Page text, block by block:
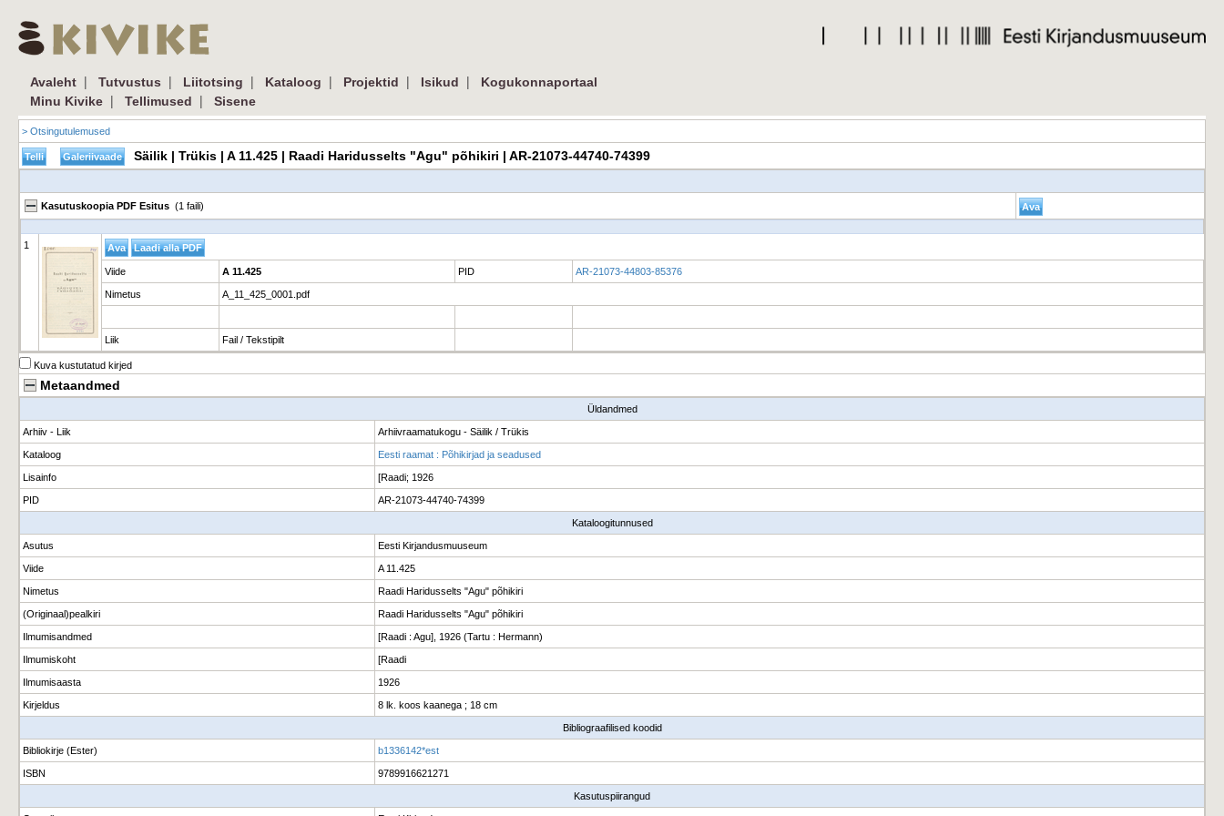
Avaleht | Tutvustus | Liitotsing | Kataloog | Projektid | Isikud |
Kogukonnaportaal
Minu Kivike | Tellimused | Sisene
> Otsingutulemused
Säilik | Trükis | A 11.425 | Raadi Haridusselts "Agu" põhikiri | AR-21073-44740-74399
Kasutuskoopia PDF Esitus (1 faili)
1
Viide A 11.425 PID AR-21073-44803-85376
Nimetus A_11_425_0001.pdf
Liik Fail / Tekstipilt
Kuva kustutatud kirjed
Metaandmed
Üldandmed
Arhiiv - Liik Arhiivraamatukogu - Säilik / Trükis
Kataloog Eesti raamat : Põhikirjad ja seadused
Lisainfo [Raadi; 1926
PID AR-21073-44740-74399
Kataloogitunnused
Asutus Eesti Kirjandusmuuseum
Viide A 11.425
Nimetus Raadi Haridusselts "Agu" põhikiri
(Originaal)pealkiri Raadi Haridusselts "Agu" põhikiri
Ilmumisandmed [Raadi : Agu], 1926 (Tartu : Hermann)
Ilmumiskoht [Raadi
Ilmumisaasta 1926
Kirjeldus 8 lk. koos kaanega ; 18 cm
Bibliograafilised koodid
Bibliokirje (Ester) b1336142*est
ISBN 9789916621271
Kasutuspiirangud